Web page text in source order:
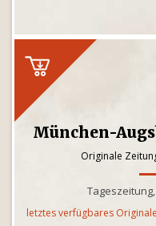
München-
Originale
letztes verfügbares